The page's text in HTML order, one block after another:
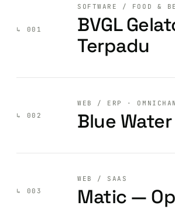
↳ 001
SOFTWARE / FOOD &
BVGL
Terpadu
↳ 002
WEB / ERP ·
Blue
↳ 003
WEB / SAAS
Matic —